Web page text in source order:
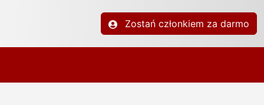
Zostań członkiem za darmo